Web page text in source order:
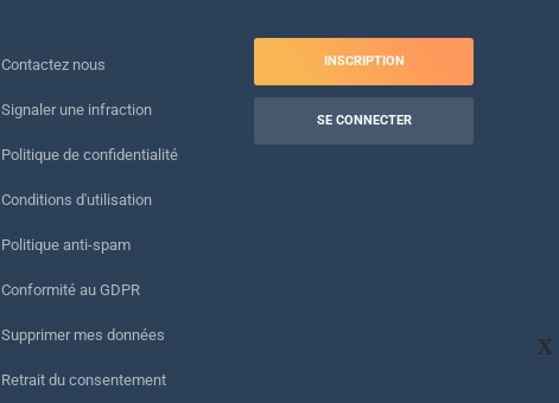
X
Contactez nous
Signaler une infraction
Politique de confidentialité
Conditions d'utilisation
Politique anti-spam
Conformité au GDPR
Supprimer mes données
Retrait du consentement
INSCRIPTION
SE CONNECTER